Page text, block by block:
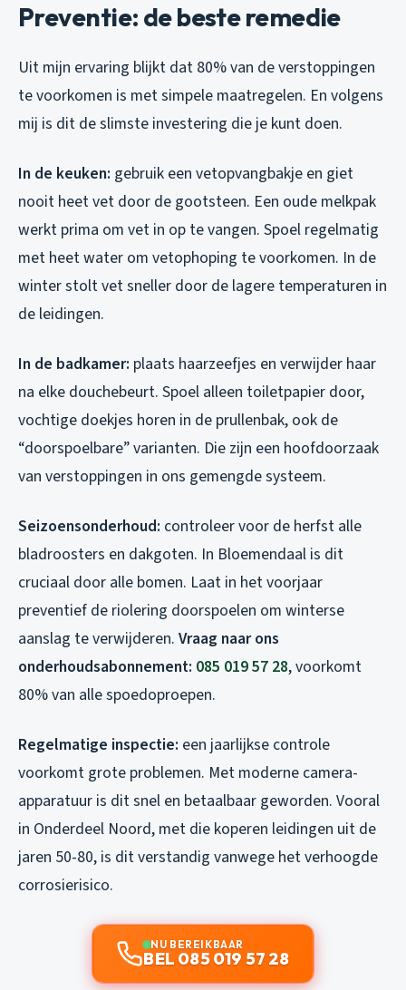
Preventie: de beste remedie
Uit mijn ervaring blijkt dat 80% van de verstoppingen
te voorkomen is met simpele maatregelen. En volgens
mij is dit de slimste investering die je kunt doen.
In de keuken: gebruik een vetopvangbakje en giet
nooit heet vet door de gootsteen. Een oude melkpak
werkt prima om vet in op te vangen. Spoel regelmatig
met heet water om vetophoping te voorkomen. In de
winter stolt vet sneller door de lagere temperaturen in
de leidingen.
In de badkamer: plaats haarzeefjes en verwijder haar
na elke douchebeurt. Spoel alleen toiletpapier door,
vochtige doekjes horen in de prullenbak, ook de
“doorspoelbare” varianten. Die zijn een hoofdoorzaak
van verstoppingen in ons gemengde systeem.
Seizoensonderhoud: controleer voor de herfst alle
bladroosters en dakgoten. In Bloemendaal is dit
cruciaal door alle bomen. Laat in het voorjaar
preventief de riolering doorspoelen om winterse
aanslag te verwijderen. Vraag naar ons
onderhoudsabonnement: 085 019 57 28, voorkomt
80% van alle spoedoproepen.
Regelmatige inspectie: een jaarlijkse controle
voorkomt grote problemen. Met moderne camera-
apparatuur is dit snel en betaalbaar geworden. Vooral
in Onderdeel Noord, met die koperen leidingen uit de
jaren 50-80, is dit verstandig vanwege het verhoogde
corrosierisico.
NU BEREIKBAAR
BEL 085 019 57 28